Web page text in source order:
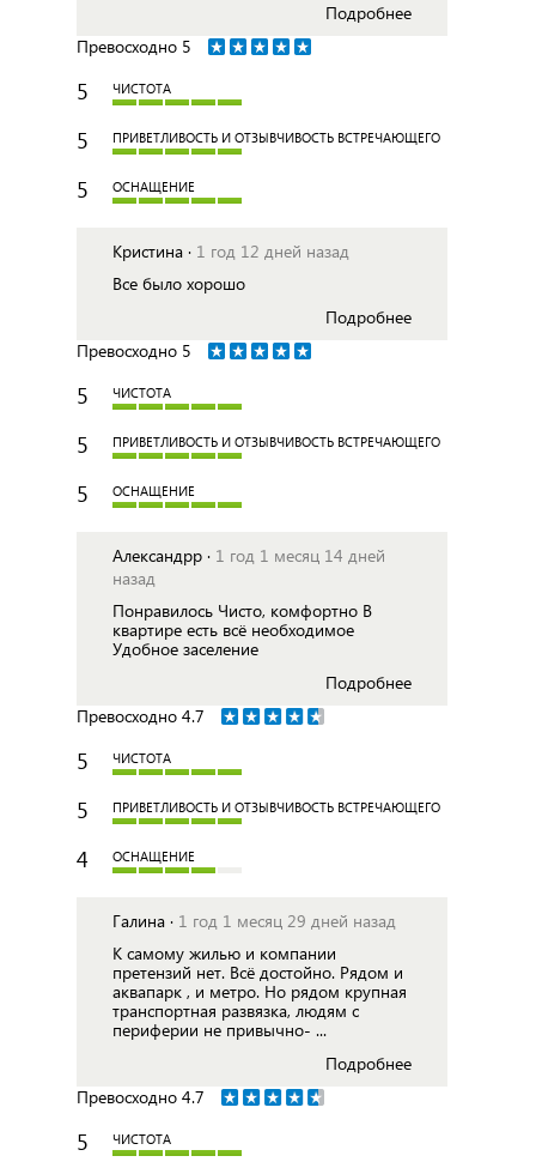
Подробнее
Превосходно 5
5 ЧИСТОТА
5 ПРИВЕТЛИВОСТЬ И ОТЗЫВЧИВОСТЬ ВСТРЕЧАЮЩЕГО
5 ОСНАЩЕНИЕ
Кристина · 1 год 12 дней назад
Все было хорошо
Подробнее
Превосходно 5
5 ЧИСТОТА
5 ПРИВЕТЛИВОСТЬ И ОТЗЫВЧИВОСТЬ ВСТРЕЧАЮЩЕГО
5 ОСНАЩЕНИЕ
Александрр · 1 год 1 месяц 14 дней
назад
Понравилось Чисто, комфортно В
квартире есть всё необходимое
Удобное заселение
Подробнее
Превосходно 4.7
5 ЧИСТОТА
5 ПРИВЕТЛИВОСТЬ И ОТЗЫВЧИВОСТЬ ВСТРЕЧАЮЩЕГО
4 ОСНАЩЕНИЕ
Галина · 1 год 1 месяц 29 дней назад
К самому жилью и компании
претензий нет. Всё достойно. Рядом и
аквапарк , и метро. Но рядом крупная
транспортная развязка, людям с
периферии не привычно- ...
Подробнее
Превосходно 4.7
5 ЧИСТОТА